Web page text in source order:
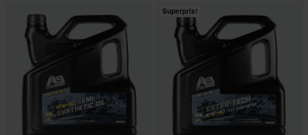
Superpris!